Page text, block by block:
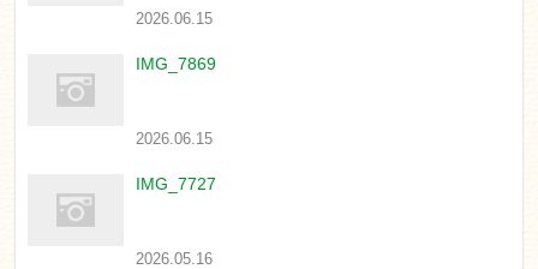
2026.06.15
IMG_7869
2026.06.15
IMG_7727
2026.05.16